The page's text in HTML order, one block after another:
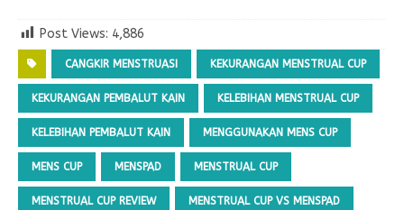
Post Views: 4,886
CANGKIR MENSTRUASI KEKURANGAN MENSTRUAL CUP
KEKURANGAN PEMBALUT KAIN KELEBIHAN MENSTRUAL CUP
KELEBIHAN PEMBALUT KAIN MENGGUNAKAN MENS CUP
MENS CUP MENSPAD MENSTRUAL CUP
MENSTRUAL CUP REVIEW MENSTRUAL CUP VS MENSPAD